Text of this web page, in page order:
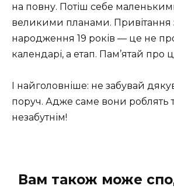
на повну. Потіш себе
великими планами. Привітання
народження 19 років — це не
календарі, а етап. Пам’ятай про
І найголовніше: не забувай
поруч. Адже саме вони роблять
незабутнім!
Вам також може